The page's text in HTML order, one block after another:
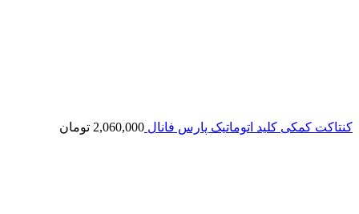
کنتاکت کمکی کلید اتوماتیک پارس فانال 2,060,000 تومان